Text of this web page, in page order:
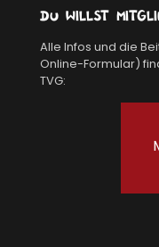
Du willst
Alle Infos und die
Online-Formular)
TVG: